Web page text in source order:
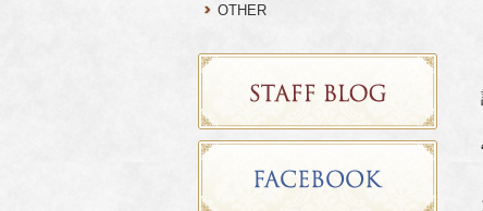
OTHER